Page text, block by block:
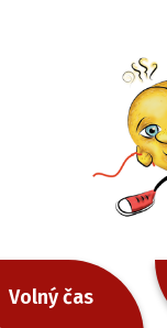
Volný čas